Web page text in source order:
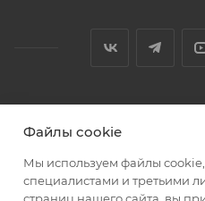
Файлы cookie
Мы используем файлы
специалистами и третьими